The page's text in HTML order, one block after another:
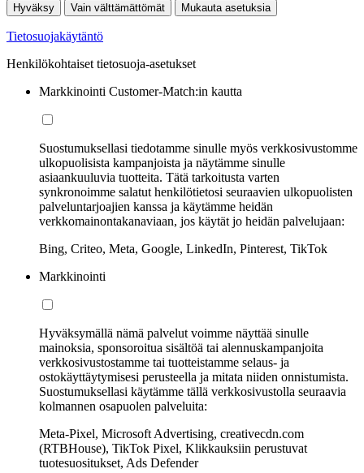
Hyväksy Vain välttämättömät Mukauta asetuksia
Tietosuojakäytäntö
Henkilökohtaiset tietosuoja-asetukset
Markkinointi Customer-Match:in kautta
Suostumuksellasi tiedotamme sinulle myös verkkosivustomme
ulkopuolisista kampanjoista ja näytämme sinulle
asiaankuuluvia tuotteita. Tätä tarkoitusta varten
synkronoimme salatut henkilötietosi seuraavien ulkopuolisten
palveluntarjoajien kanssa ja käytämme heidän
verkkomainontakanaviaan, jos käytät jo heidän palvelujaan:
Bing, Criteo, Meta, Google, LinkedIn, Pinterest, TikTok
Markkinointi
Hyväksymällä nämä palvelut voimme näyttää sinulle
mainoksia, sponsoroitua sisältöä tai alennuskampanjoita
verkkosivustostamme tai tuotteistamme selaus- ja
ostokäyttäytymisesi perusteella ja mitata niiden onnistumista.
Suostumuksellasi käytämme tällä verkkosivustolla seuraavia
kolmannen osapuolen palveluita:
Meta-Pixel, Microsoft Advertising, creativecdn.com
(RTBHouse), TikTok Pixel, Klikkauksiin perustuvat
tuotesuositukset, Ads Defender